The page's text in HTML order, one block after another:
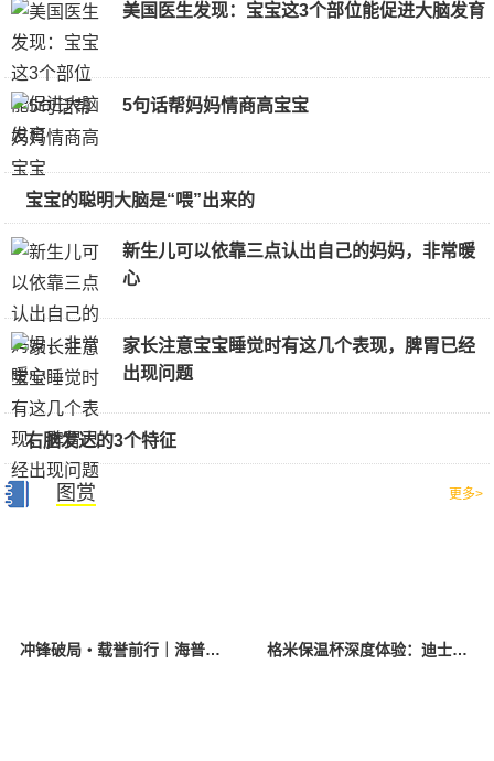
美国医生发现：宝宝这3个部位能促进大脑发育
5句话帮妈妈情商高宝宝
宝宝的聪明大脑是“喂”出来的
新生儿可以依靠三点认出自己的妈妈，非常暖
心
家长注意宝宝睡觉时有这几个表现，脾胃已经
出现问题
右脑发达的3个特征
图赏 更多>
冲锋破局・载誉前行｜海普诺凯亮相第四届中国奶粉品牌节 荣膺2026 年度杰出奶粉品牌 格米保温杯深度体验：迪士尼联名背后的品质真相